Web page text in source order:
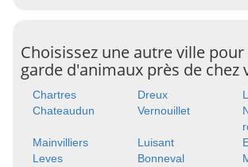
Choisissez une autre ville
garde d'animaux près de chez
Chartres Dreux
Chateaudun
Vernouillet
Mainvilliers
Luisant
Leves
Bonneval